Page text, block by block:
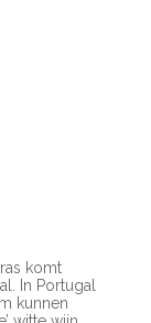
komt
In Portugal
kunnen